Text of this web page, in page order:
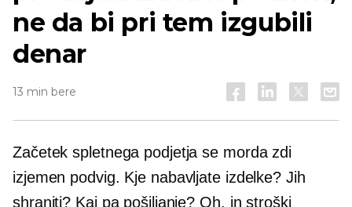
ne da bi pri tem izgubili
denar
13 min bere
Začetek spletnega podjetja se morda zdi
izjemen podvig. Kje nabavljate izdelke? Jih
shraniti? Kaj pa pošiljanje? Oh, in stroški